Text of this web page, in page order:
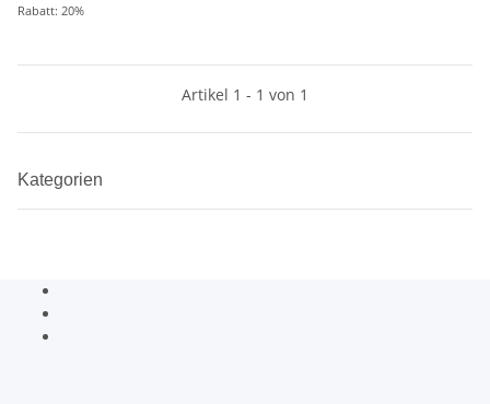
Rabatt: 20%
Artikel 1 - 1 von 1
Kategorien